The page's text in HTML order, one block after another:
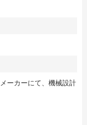
ーカーにて、機械設計